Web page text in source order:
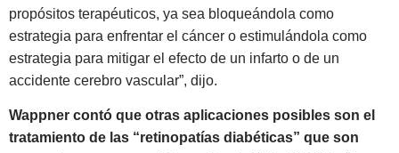
propósitos terapéuticos, ya sea bloqueándola como
estrategia para enfrentar el cáncer o estimulándola como
estrategia para mitigar el efecto de un infarto o de un
accidente cerebro vascular”, dijo.
Wappner contó que otras aplicaciones posibles son el
tratamiento de las “retinopatías diabéticas” que son